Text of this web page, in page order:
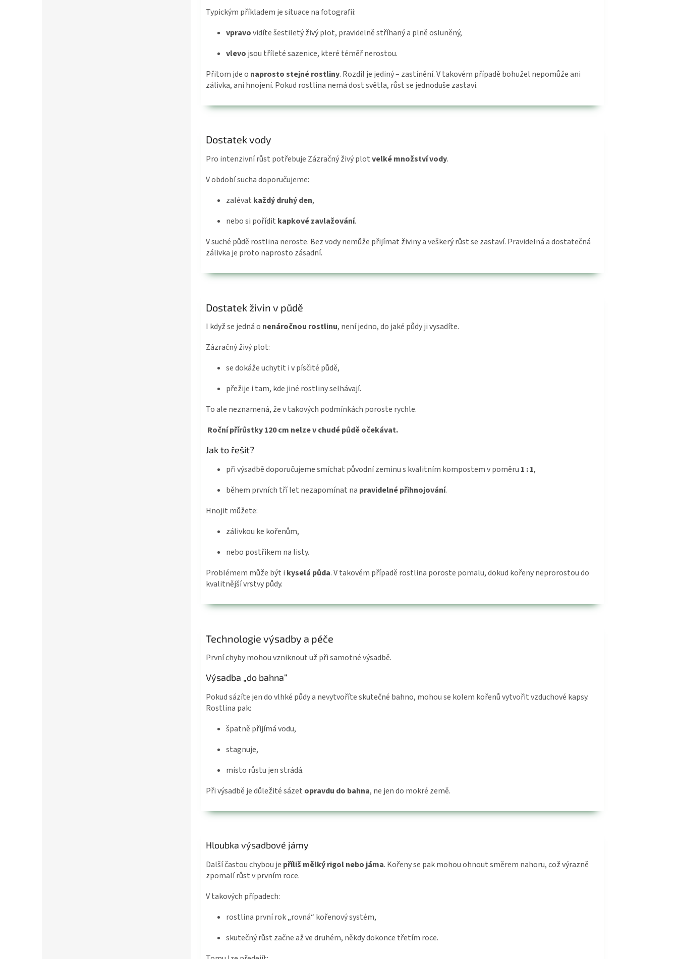
Typickým příkladem je situace na fotografii:
vpravovidíte šestiletý živý plot, pravidelně stříhaný a plně osluněný,
vlevo jsou tříleté sazenice, které téměř nerostou.
Přitom jde o naprosto stejné rostliny. Rozdíl je jediný – zastínění. V takovém případě bohužel nepomůže ani
zálivka, ani hnojení. Pokud rostlina nemá dost světla, růst se jednoduše zastaví.
Dostatek vody
Pro intenzivní růst potřebuje Zázračný živý plotvelké množství vody.
V období sucha doporučujeme:
zalévat každý druhý den,
nebo si pořídit kapkové zavlažování.
V suché půdě rostlina neroste. Bez vody nemůže přijímat živiny a veškerý růst se zastaví. Pravidelná a dostatečná
zálivka je proto naprosto zásadní.
Dostatek živin v půdě
I když se jedná o nenáročnou rostlinu, není jedno, do jaké půdy ji vysadíte.
Zázračný živý plot:
se dokáže uchytit i v písčité půdě,
přežije i tam, kde jiné rostliny selhávají.
To ale neznamená, že v takových podmínkách poroste rychle.
Roční přírůstky 120 cm nelze v chudé půdě očekávat.
Jak to řešit?
při výsadbě doporučujeme smíchat původní zeminu s kvalitním kompostem v poměru 1 : 1,
během prvních tří let nezapomínat na pravidelné přihnojování.
Hnojit můžete:
zálivkou ke kořenům,
nebo postřikem na listy.
Problémem může být i kyselá půda. V takovém případě rostlina poroste pomalu, dokud kořeny neprorostou do
kvalitnější vrstvy půdy.
Technologie výsadby a péče
První chyby mohou vzniknout už při samotné výsadbě.
Výsadba „do bahna“
Pokud sázíte jen do vlhké půdy a nevytvoříte skutečné bahno, mohou se kolem kořenů vytvořit vzduchové kapsy.
Rostlina pak:
špatně přijímá vodu,
stagnuje,
místo růstu jen strádá.
Při výsadbě je důležité sázet opravdu do bahna, ne jen do mokré země.
Hloubka výsadbové jámy
Další častou chybou je příliš mělký rigol nebo jáma. Kořeny se pak mohou ohnout směrem nahoru, což výrazně
zpomalí růst v prvním roce.
V takových případech:
rostlina první rok „rovná“ kořenový systém,
skutečný růst začne až ve druhém, někdy dokonce třetím roce.